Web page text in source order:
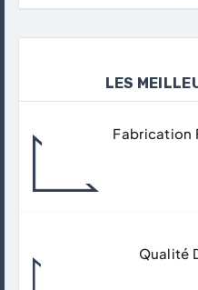
LES
Fabrication
Qualité